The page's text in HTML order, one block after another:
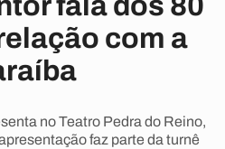
com a
no Teatro Pedra do Reino,
faz parte da turnê